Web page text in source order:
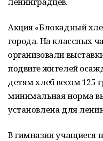
Акция «Блокадный
города. На классных
организовали
подвиге жителей
детям хлеб весом 125
минимальная норма
установлена для
В гимназии учащиеся